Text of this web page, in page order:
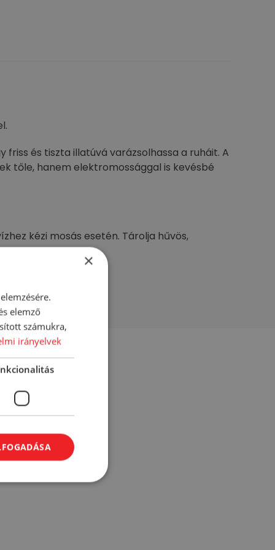
és tiszta illatúvá varázsolhassa a ruháit. A
tőle, hanem elektromossággal is kevésbé
kézi mosás esetén. Tárolja hűvös,
×
elemző
számukra,
irányelvek